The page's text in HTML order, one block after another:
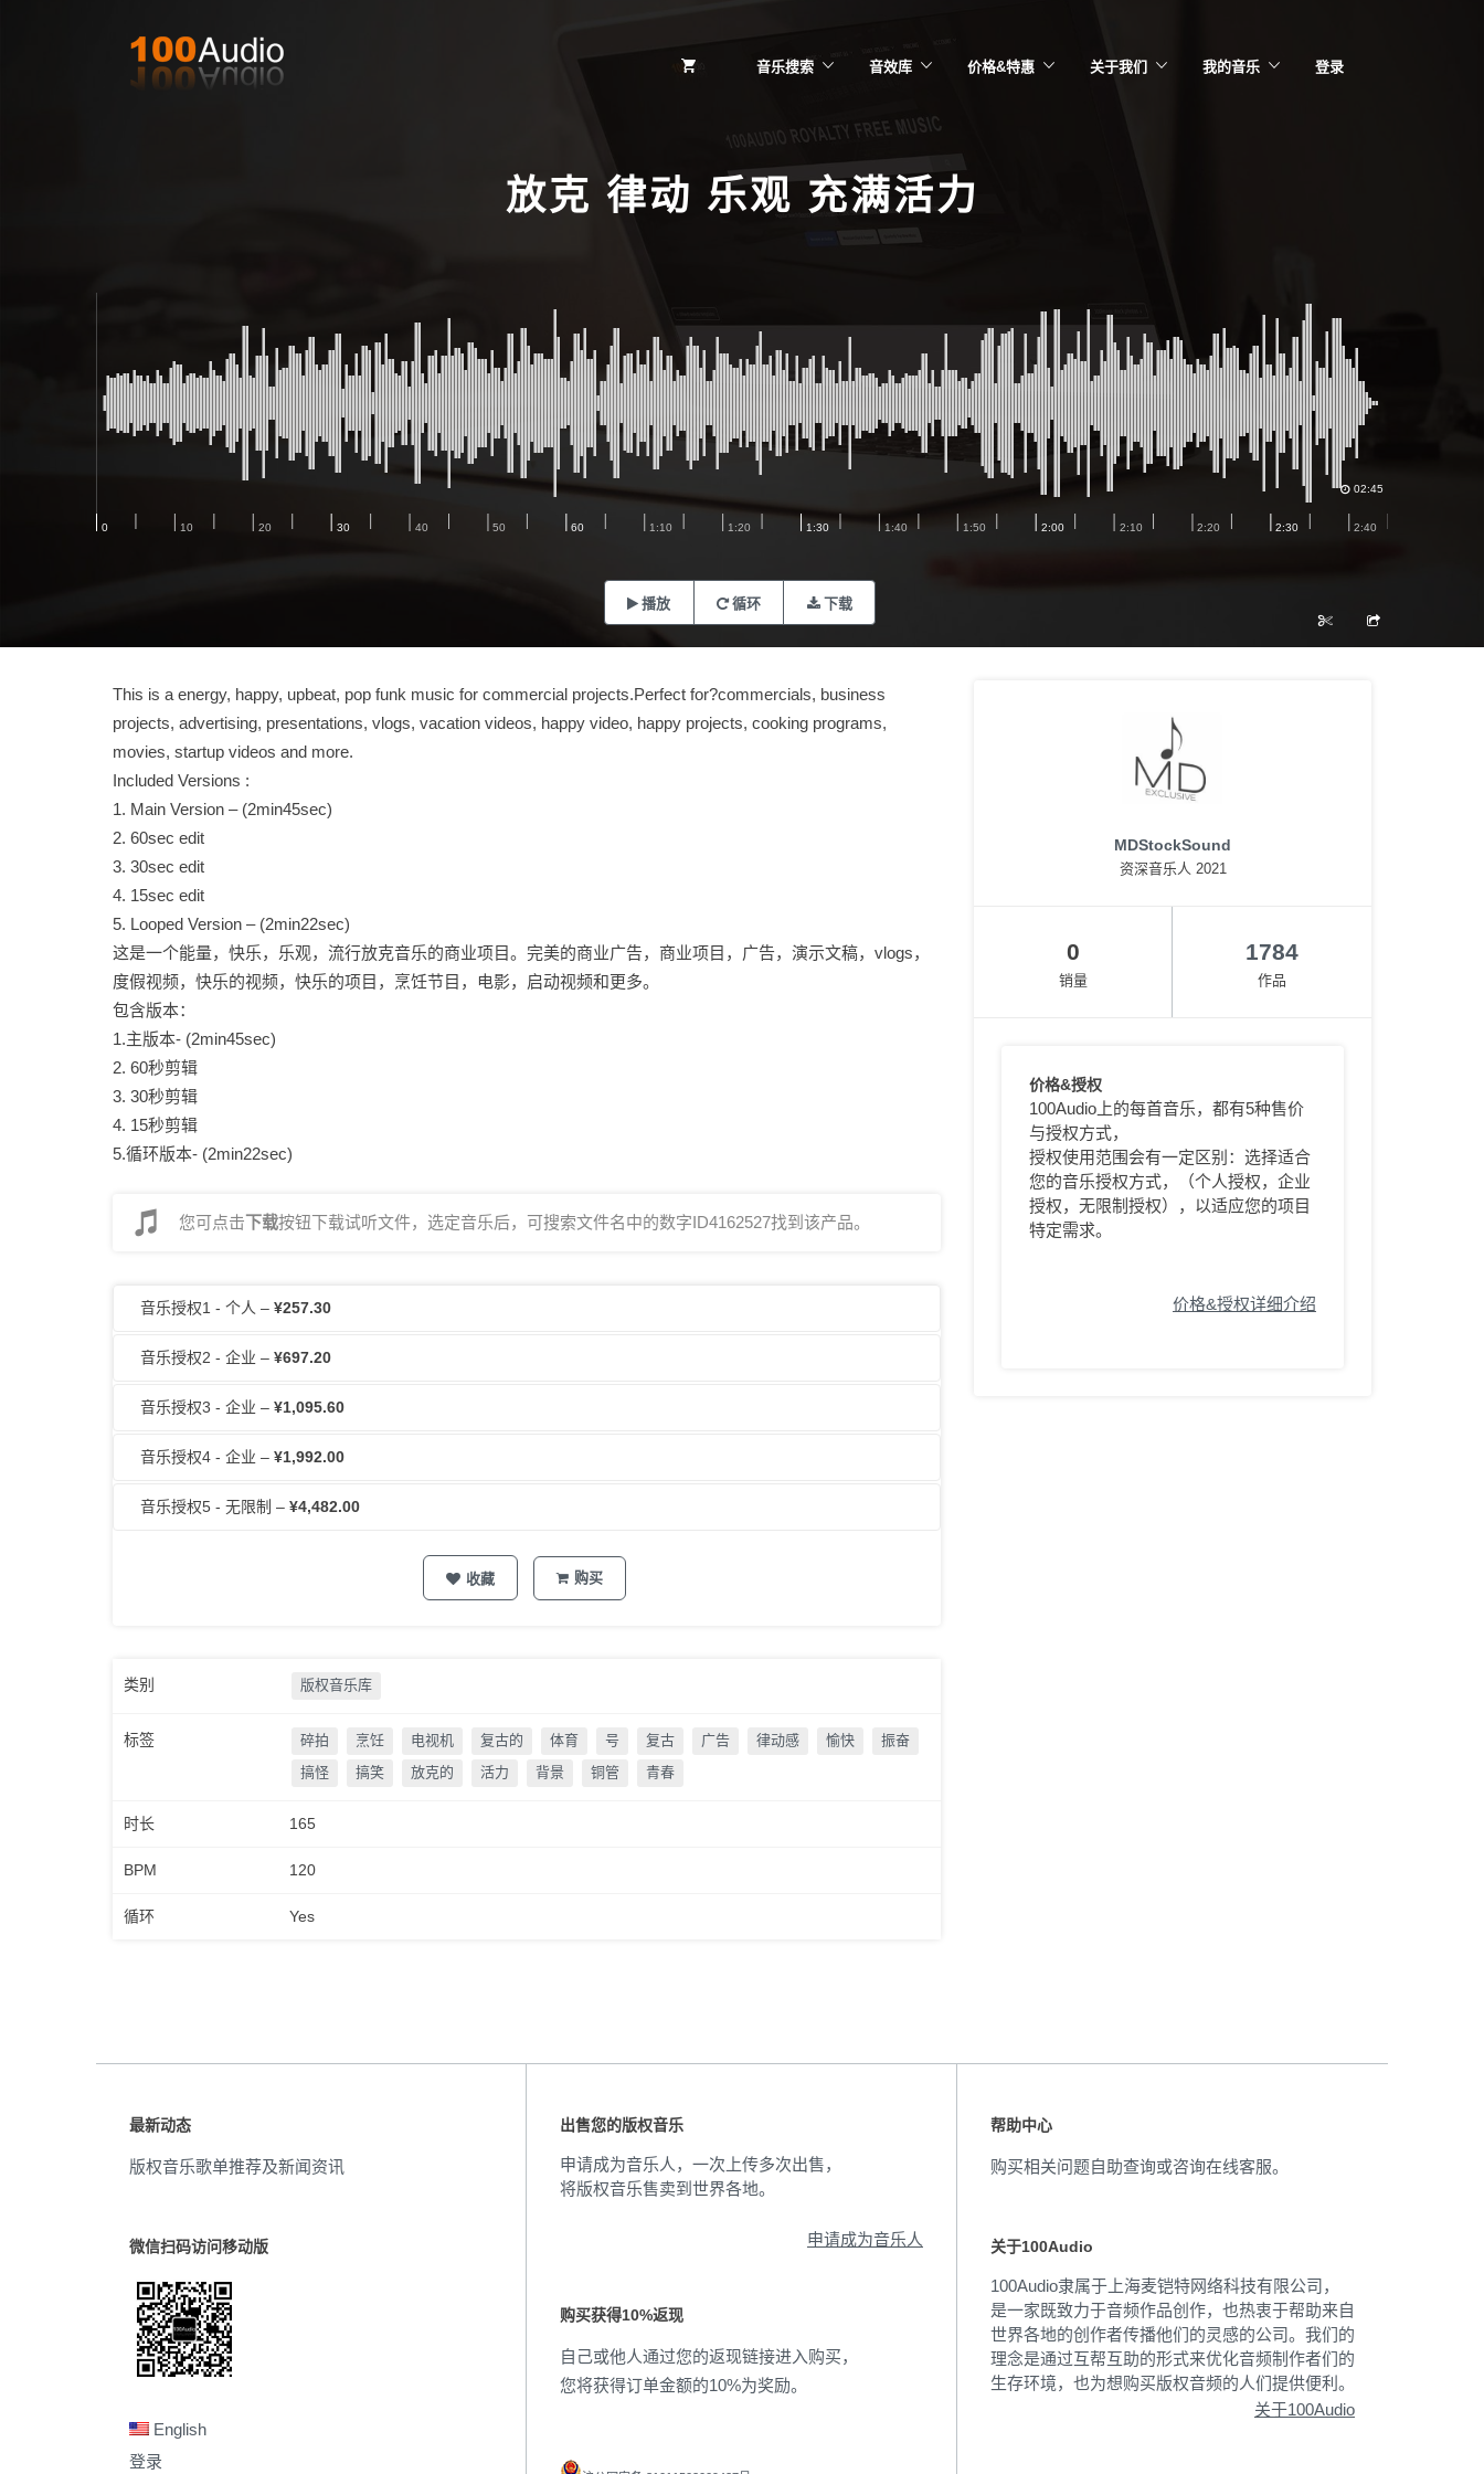
音乐搜索 音效库 价格&特惠 关于我们 我的音乐 登录
放克 律动 乐观 充满活力
播放 循环 下载
02:45
This is a energy, happy, upbeat, pop funk music for commercial projects.Perfect for?commercials, business
projects, advertising, presentations, vlogs, vacation videos, happy video, happy projects, cooking programs,
movies, startup videos and more.
Included Versions :
1. Main Version – (2min45sec)
2. 60sec edit
3. 30sec edit
4. 15sec edit
5. Looped Version – (2min22sec)
这是一个能量，快乐，乐观，流行放克音乐的商业项目。完美的商业广告，商业项目，广告，演示文稿，vlogs，
度假视频，快乐的视频，快乐的项目，烹饪节目，电影，启动视频和更多。
包含版本：
1.主版本- (2min45sec)
2. 60秒剪辑
3. 30秒剪辑
4. 15秒剪辑
5.循环版本- (2min22sec)
您可点击下载按钮下载试听文件，选定音乐后，可搜索文件名中的数字ID4162527找到该产品。
音乐授权1 - 个人 – ¥257.30
音乐授权2 - 企业 – ¥697.20
音乐授权3 - 企业 – ¥1,095.60
音乐授权4 - 企业 – ¥1,992.00
音乐授权5 - 无限制 – ¥4,482.00
收藏 购买
类别 版权音乐库
标签 碎拍 烹饪 电视机 复古的 体育 号 复古 广告 律动感 愉快
振奋
搞怪
搞笑 放克的 活力 背景 铜管 青春
时长 165
BPM 120
循环 Yes
MDStockSound
资深音乐人 2021
0
销量
1784
作品
价格&授权
100Audio上的每首音乐，都有5种售价
与授权方式，
授权使用范围会有一定区别：选择适合
您的音乐授权方式，（个人授权，企业
授权，无限制授权），以适应您的项目
特定需求。
价格&授权详细介绍
最新动态
版权音乐歌单推荐及新闻资讯
微信扫码访问移动版
English
登录
出售您的版权音乐
申请成为音乐人，一次上传多次出售，
将版权音乐售卖到世界各地。
申请成为音乐人
购买获得10%返现
自己或他人通过您的返现链接进入购买，
您将获得订单金额的10%为奖励。
帮助中心
购买相关问题自助查询或咨询在线客服。
关于100Audio
100Audio隶属于上海麦铠特网络科技有限公司，
是一家既致力于音频作品创作，也热衷于帮助来自
世界各地的创作者传播他们的灵感的公司。我们的
理念是通过互帮互助的形式来优化音频制作者们的
生存环境，也为想购买版权音频的人们提供便利。
关于100Audio